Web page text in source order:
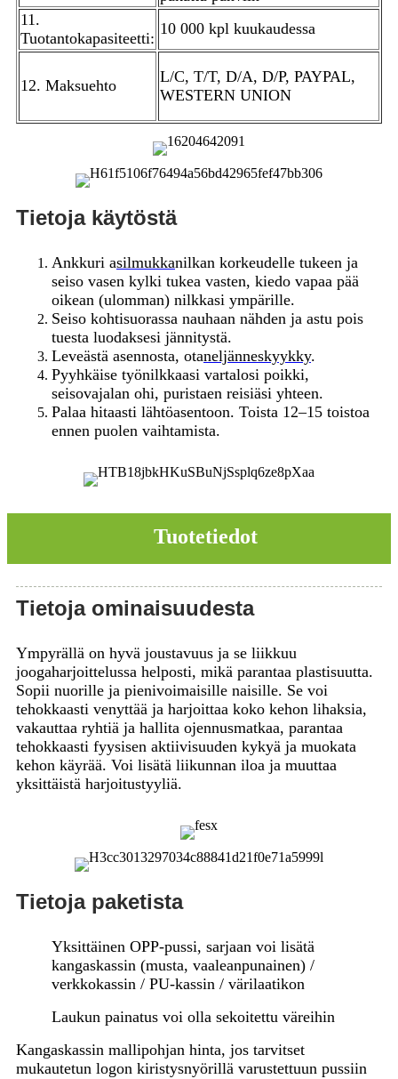
11.
Tuotantokapasiteetti:
10 000 kpl kuukaudessa
12. Maksuehto
L/C, T/T, D/A, D/P, PAYPAL,
WESTERN UNION
Tietoja käytöstä
Ankkuri asilmukkanilkan korkeudelle tukeen ja
seiso vasen kylki tukea vasten, kiedo vapaa pää
oikean (ulomman) nilkkasi ympärille.
Seiso kohtisuorassa nauhaan nähden ja astu pois
tuesta luodaksesi jännitystä.
Leveästä asennosta, otaneljänneskyykky.
Pyyhkäise työnilkkaasi vartalosi poikki,
seisovajalan ohi, puristaen reisiäsi yhteen.
Palaa hitaasti lähtöasentoon. Toista 12–15 toistoa
ennen puolen vaihtamista.
Tuotetiedot
Tietoja ominaisuudesta
Ympyrällä on hyvä joustavuus ja se liikkuu
joogaharjoittelussa helposti, mikä parantaa plastisuutta.
Sopii nuorille ja pienivoimaisille naisille. Se voi
tehokkaasti venyttää ja harjoittaa koko kehon lihaksia,
vakauttaa ryhtiä ja hallita ojennusmatkaa, parantaa
tehokkaasti fyysisen aktiivisuuden kykyä ja muokata
kehon käyrää. Voi lisätä liikunnan iloa ja muuttaa
yksittäistä harjoitustyyliä.
Tietoja paketista
Yksittäinen OPP-pussi, sarjaan voi lisätä
kangaskassin (musta, vaaleanpunainen) /
verkkokassin / PU-kassin / värilaatikon
Laukun painatus voi olla sekoitettu väreihin
Kangaskassin mallipohjan hinta, jos tarvitset
mukautetun logon kiristysnyörillä varustettuun pussiin